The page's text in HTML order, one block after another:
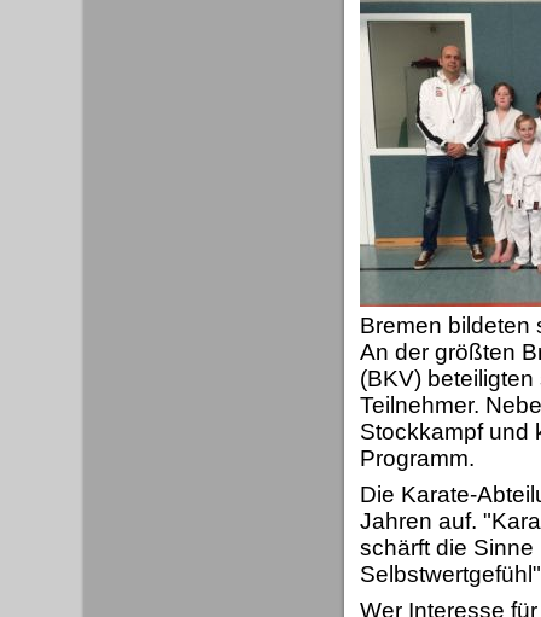
Bremen bildeten
An der größten
(BKV)
Teilnehmer.
Stockkampf und
Programm.
Die Karate-
Jahren auf.
schärft die
Wer Interesse